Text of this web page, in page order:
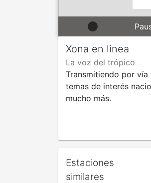
Xona en linea
La voz del trópico
Transmitiendo por
temas de interés
mucho más.
Estaciones
similares